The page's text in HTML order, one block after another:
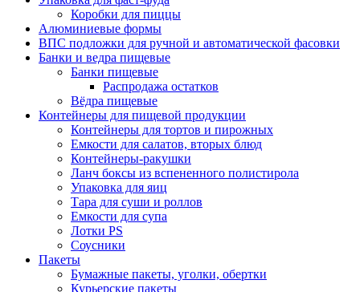
Коробки для пиццы
Алюминиевые формы
ВПС подложки для ручной и автоматической фасовки
Банки и ведра пищевые
Банки пищевые
Распродажа остатков
Вёдра пищевые
Контейнеры для пищевой продукции
Контейнеры для тортов и пирожных
Емкости для салатов, вторых блюд
Контейнеры-ракушки
Ланч боксы из вспененного полистирола
Упаковка для яиц
Тара для суши и роллов
Емкости для супа
Лотки PS
Соусники
Пакеты
Бумажные пакеты, уголки, обертки
Курьерские пакеты